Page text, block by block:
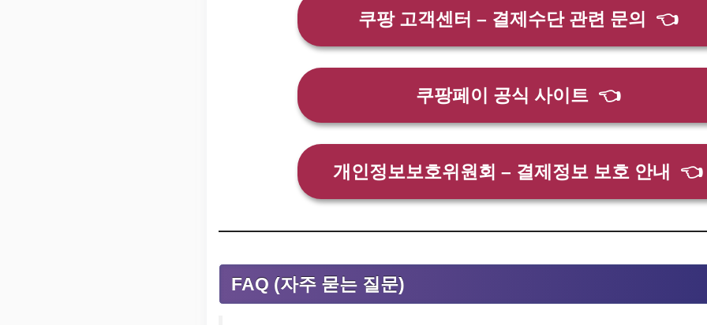
쿠팡 고객센터 – 결제수단 관련 문의 👈
쿠팡페이 공식 사이트 👈
개인정보보호위원회 – 결제정보 보호 안내 👈
FAQ (자주 묻는 질문)